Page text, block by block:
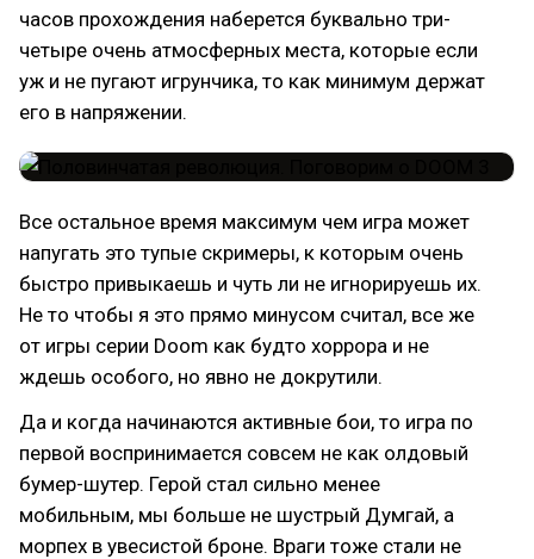
часов прохождения наберется буквально три-
четыре очень атмосферных места, которые если
уж и не пугают игрунчика, то как минимум держат
его в напряжении.
Все остальное время максимум чем игра может
напугать это тупые скримеры, к которым очень
быстро привыкаешь и чуть ли не игнорируешь их.
Не то чтобы я это прямо минусом считал, все же
от игры серии Doom как будто хоррора и не
ждешь особого, но явно не докрутили.
Да и когда начинаются активные бои, то игра по
первой воспринимается совсем не как олдовый
бумер-шутер. Герой стал сильно менее
мобильным, мы больше не шустрый Думгай, а
морпех в увесистой броне. Враги тоже стали не